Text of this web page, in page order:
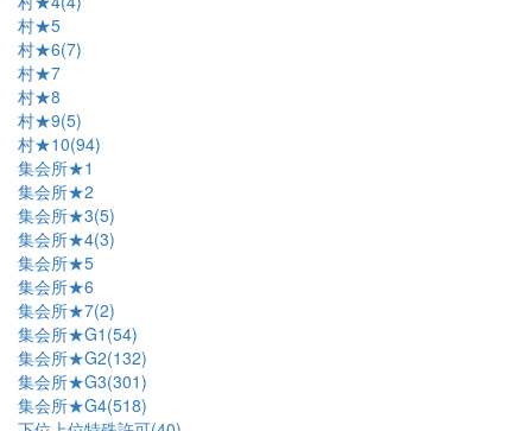
村★5
村★6(7)
村★7
村★8
村★9(5)
村★10(94)
集会所★1
集会所★2
集会所★3(5)
集会所★4(3)
集会所★5
集会所★6
集会所★7(2)
集会所★G1(54)
集会所★G2(132)
集会所★G3(301)
集会所★G4(518)